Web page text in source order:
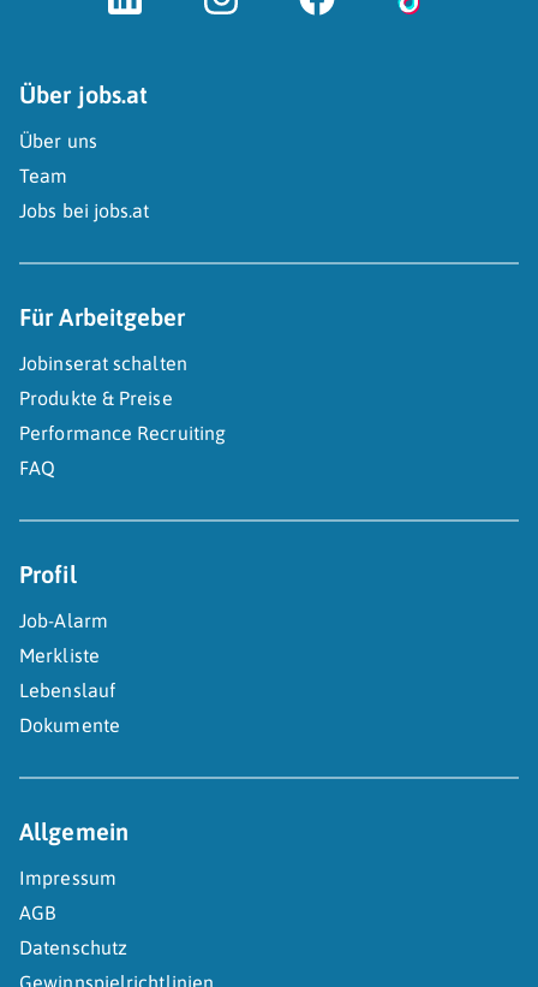
Über jobs.at
Über uns
Team
Jobs bei jobs.at
Für Arbeitgeber
Jobinserat schalten
Produkte & Preise
Performance Recruiting
FAQ
Profil
Job-Alarm
Merkliste
Lebenslauf
Dokumente
Allgemein
Impressum
AGB
Datenschutz
Gewinnspielrichtlinien